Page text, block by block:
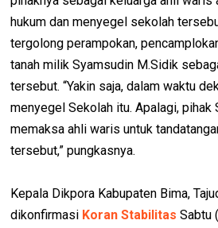
hukum dan menyegel sekolah
tergolong perampokan,
tanah milik Syamsudin M.Sidik
tersebut. “Yakin saja, dalam waktu
menyegel Sekolah itu. Apalagi, pihak
memaksa ahli waris untuk
tersebut,” pungkasnya.
Kepala Dikpora Kabupaten Bima,
dikonfirmasi Koran Stabilitas Sabtu